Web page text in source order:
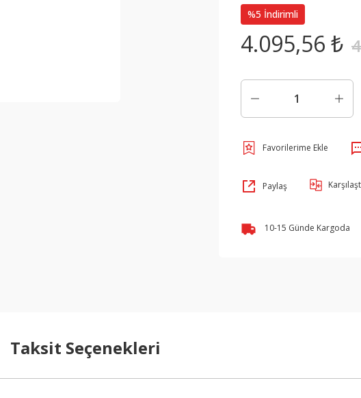
%5 İndirimli
4.095,56 ₺
Paylaş
10-15 Günde Kargoda
Taksit Seçenekleri